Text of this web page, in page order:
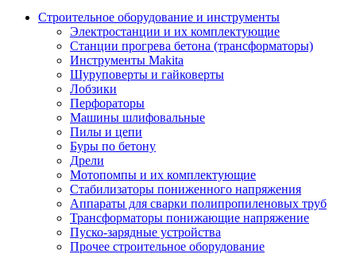
Строительное оборудование и инструменты
Электростанции и их комплектующие
Станции прогрева бетона (трансформаторы)
Инструменты Makita
Шуруповерты и гайковерты
Лобзики
Перфораторы
Машины шлифовальные
Пилы и цепи
Буры по бетону
Дрели
Мотопомпы и их комплектующие
Стабилизаторы пониженного напряжения
Аппараты для сварки полипропиленовых труб
Трансформаторы понижающие напряжение
Пуско-зарядные устройства
Прочее строительное оборудование